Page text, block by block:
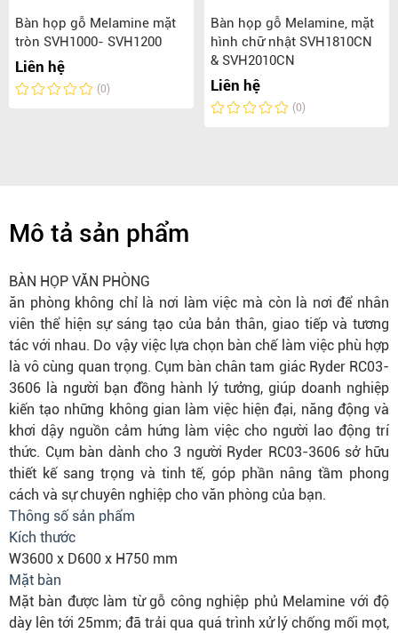
Bàn họp gỗ Melamine mặt
tròn SVH1000- SVH1200
Liên hệ
(0)
Bàn họp gỗ Melamine, mặt
hình chữ nhật SVH1810CN
& SVH2010CN
Liên hệ
(0)
Mô tả sản phẩm
BÀN HỌP VĂN PHÒNG
ăn phòng không chỉ là nơi làm việc mà còn là nơi để nhân
viên thể hiện sự sáng tạo của bản thân, giao tiếp và tương
tác với nhau. Do vậy việc lựa chọn bàn chế làm việc phù hợp
là vô cùng quan trọng. Cụm bàn chân tam giác Ryder RC03-
3606 là người bạn đồng hành lý tưởng, giúp doanh nghiệp
kiến tạo những không gian làm việc hiện đại, năng động và
khơi dậy nguồn cảm hứng làm việc cho người lao động trí
thức. Cụm bàn dành cho 3 người Ryder RC03-3606 sở hữu
thiết kế sang trọng và tinh tế, góp phần nâng tầm phong
cách và sự chuyên nghiệp cho văn phòng của bạn.
Thông số sản phẩm
Kích thước
W3600 x D600 x H750 mm
Mặt bàn
Mặt bàn được làm từ gỗ công nghiệp phủ Melamine với độ
dày lên tới 25mm; đã trải qua quá trình xử lý chống mối mọt,